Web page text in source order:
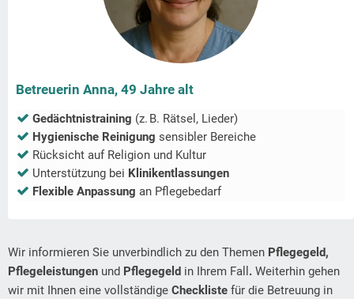
Betreuerin Anna, 49 Jahre alt
Gedächtnistraining (z. B. Rätsel, Lieder)
Hygienische Reinigung sensibler Bereiche
Rücksicht auf Religion und Kultur
Unterstützung bei Klinikentlassungen
Flexible Anpassung an Pflegebedarf
Wir informieren Sie unverbindlich zu den Themen Pflegegeld,
Pflegeleistungen und Pflegegeld in Ihrem Fall . Weiterhin gehen
wir mit Ihnen eine vollständige Checkliste für die Betreuung in